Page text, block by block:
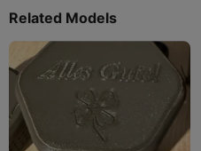
Related Models